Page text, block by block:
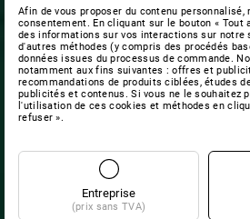
Afin de vous proposer du contenu personnalisé,
consentement. En cliquant sur le bouton « Tout
des informations sur vos interactions sur notre
d'autres méthodes (y compris des procédés
données issues du processus de commande.
notamment aux fins suivantes : offres et
recommandations de produits ciblées, études
publicités et contenus. Si vous ne le souhaitez
l'utilisation de ces cookies et méthodes en
refuser ».
Entreprise
(prix sans TVA)